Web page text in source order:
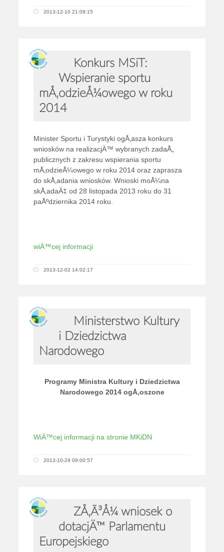
2013-12-10 21:09:15
Konkurs MSiT:
Wspieranie sportu
mÅ‚odzieÅ¼owego w roku
2014
Minister Sportu i Turystyki ogÅ‚asza konkurs
wniosków na realizacjÄ™ wybranych zadaÅ„
publicznych z zakresu wspierania sportu
mÅ‚odzieÅ¼owego w roku 2014 oraz zaprasza
do skÅ‚adania wniosków. Wnioski moÅ¼na
skÅ‚adaÄ‡ od 28 listopada 2013 roku do 31
paÅºdziernika 2014 roku.
wiÄ™cej informacji
2013-12-02 14:02:17
Ministerstwo Kultury
i Dziedzictwa
Narodowego
Programy Ministra Kultury i Dziedzictwa
Narodowego 2014 ogÅ‚oszone
WiÄ™cej informacji na stronie MKiDN
2013-10-29 09:00:57
ZÅ‚Ã³Å¼ wniosek o
dotacjÄ™ Parlamentu
Europejskiego